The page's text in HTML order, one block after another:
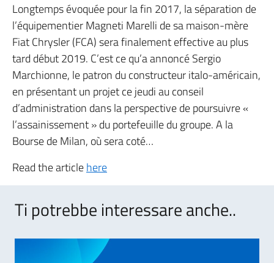
Longtemps évoquée pour la fin 2017, la séparation de
l’équipementier Magneti Marelli de sa maison-mère
Fiat Chrysler (FCA) sera finalement effective au plus
tard début 2019. C’est ce qu’a annoncé Sergio
Marchionne, le patron du constructeur italo-américain,
en présentant un projet ce jeudi au conseil
d’administration dans la perspective de poursuivre «
l’assainissement » du portefeuille du groupe. A la
Bourse de Milan, où sera coté…
Read the articlehere
Ti potrebbe interessare anche..